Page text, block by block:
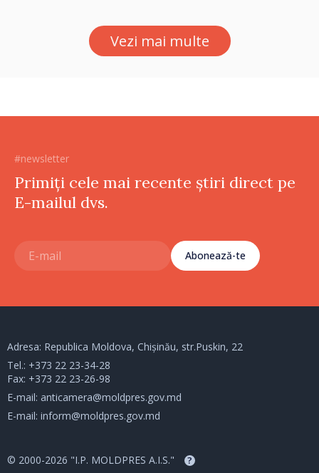
Vezi mai multe
#newsletter
Primiți cele mai recente știri direct pe
E-mailul dvs.
Abonează-te
Adresa: Republica Moldova, Chișinău, str.Puskin, 22
Tel.: +373 22 23-34-28
Fax: +373 22 23-26-98
E-mail: anticamera@moldpres.gov.md
E-mail: inform@moldpres.gov.md
© 2000-2026 "I.P. MOLDPRES A.I.S." ?